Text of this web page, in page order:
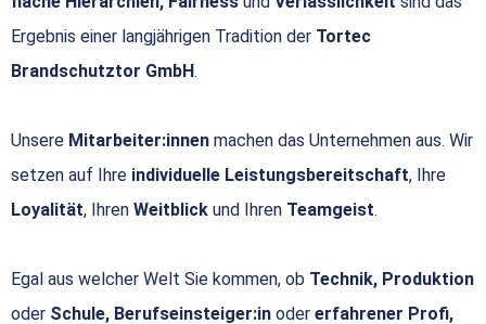
Ergebnis einer langjährigen Tradition der Tortec
Brandschutztor GmbH.
Unsere Mitarbeiter:innen machen das Unternehmen aus. Wir
setzen auf Ihre individuelle Leistungsbereitschaft, Ihre
Loyalität, Ihren Weitblick und Ihren Teamgeist.
Egal aus welcher Welt Sie kommen, ob Technik, Produktion
oder Schule, Berufseinsteiger:in oder erfahrener Profi,